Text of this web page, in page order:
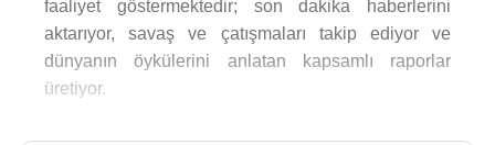
faaliyet göstermektedir; son dakika haberlerini
aktarıyor, savaş ve çatışmaları takip ediyor ve
dünyanın öykülerini anlatan kapsamlı raporlar
üretiyor.